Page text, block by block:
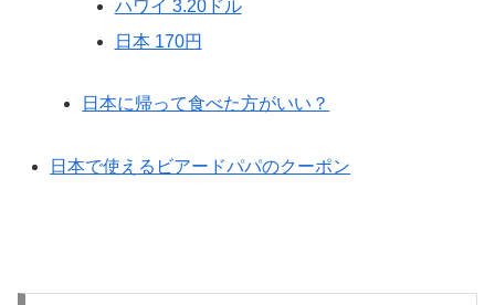
ハワイ 3.20ドル
日本 170円
日本に帰って食べた方がいい？
日本で使えるビアードパパのクーポン